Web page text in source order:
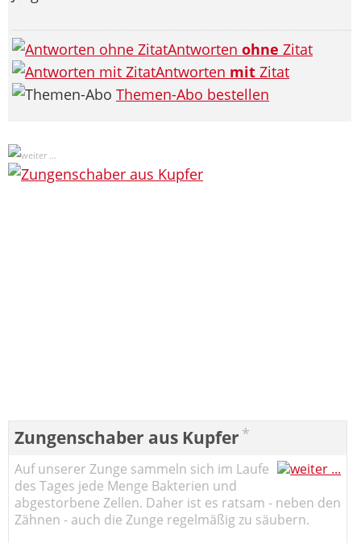
Antworten ohne Zitat
Antworten mit Zitat
Themen-Abo bestellen
Zungenschaber aus Kupfer *
Auf unserer Zunge sammeln sich im Laufe
des Tages jede Menge Bakterien und
abgestorbene Zellen. Daher ist es ratsam - neben den
Zähnen - auch die Zunge regelmäßig zu säubern.